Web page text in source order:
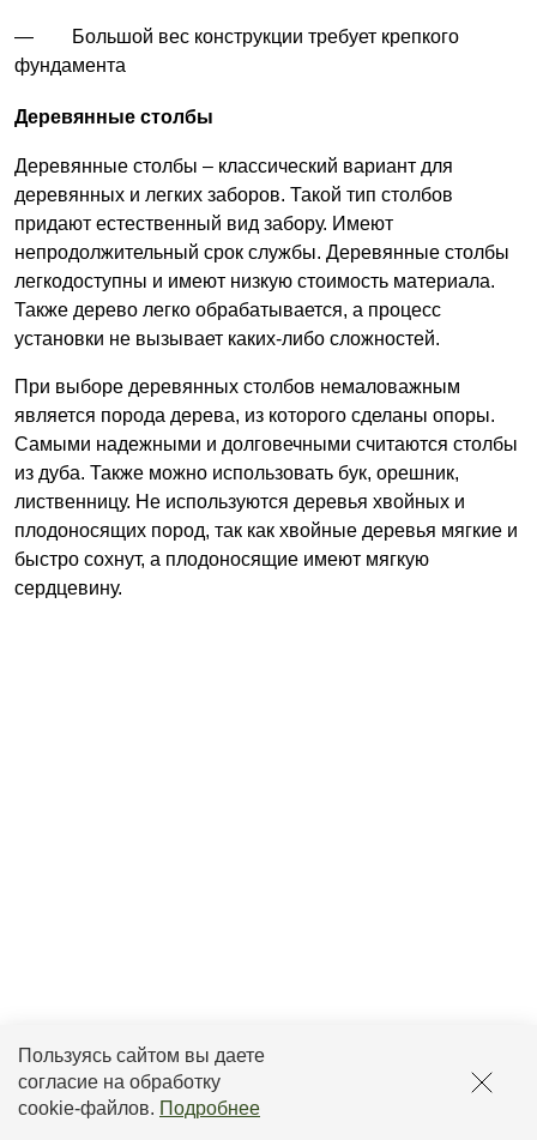
Пользуясь сайтом вы даете
согласие на обработку
cookie-файлов. Подробнее
— Большой вес конструкции требует крепкого
фундамента
Деревянные столбы
Деревянные столбы – классический вариант для
деревянных и легких заборов. Такой тип столбов
придают естественный вид забору. Имеют
непродолжительный срок службы. Деревянные столбы
легкодоступны и имеют низкую стоимость материала.
Также дерево легко обрабатывается, а процесс
установки не вызывает каких-либо сложностей.
При выборе деревянных столбов немаловажным
является порода дерева, из которого сделаны опоры.
Самыми надежными и долговечными считаются столбы
из дуба. Также можно использовать бук, орешник,
лиственницу. Не используются деревья хвойных и
плодоносящих пород, так как хвойные деревья мягкие и
быстро сохнут, а плодоносящие имеют мягкую
сердцевину.